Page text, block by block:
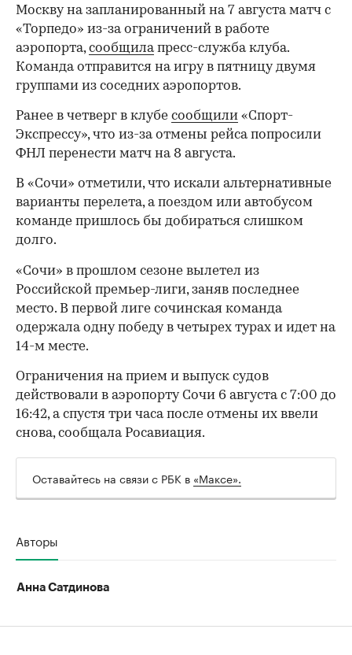
Москву на запланированный на 7 августа матч с
«Торпедо» из-за ограничений в работе
аэропорта,сообщилапресс-служба клуба.
Команда отправится на игру в пятницу двумя
группами из соседних аэропортов.
Ранее в четверг в клубе сообщили «Спорт-
Экспрессу», что из-за отмены рейса попросили
ФНЛ перенести матч на 8 августа.
В «Сочи» отметили, что искали альтернативные
варианты перелета, а поездом или автобусом
команде пришлось бы добираться слишком
долго.
00:00
«Сочи» в прошлом сезоне вылетел из
Российской премьер-лиги, заняв последнее
место. В первой лиге сочинская команда
одержала одну победу в четырех турах и идет на
14-м месте.
Ограничения на прием и выпуск судов
действовали в аэропорту Сочи 6 августа с 7:00 до
16:42, а спустя три часа после отмены их ввели
снова, сообщала Росавиация.
Оставайтесь на связи с РБК в «Максе».
Авторы
Анна Сатдинова